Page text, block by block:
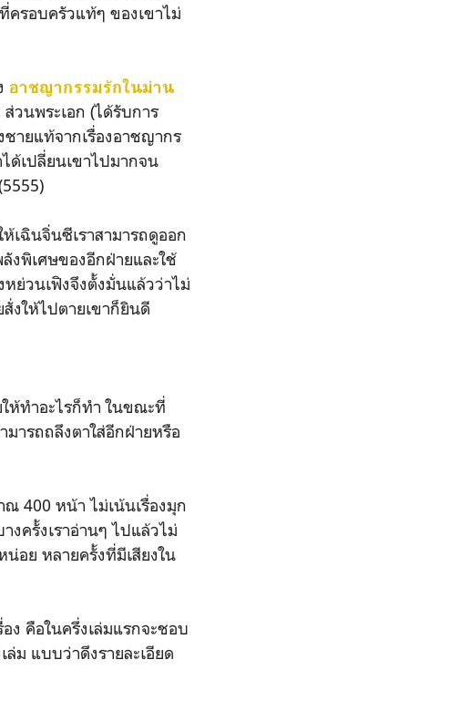
ครอบครัวแท้ๆ ของเขาไม่
อาชญากรรมรักในม่าน
วนพระเอก (ได้รับการ
ชายแท้จากเรื่องอาชญากร
ด้เปลี่ยนเขาไปมากจน
ฉินจิ่นซีเราสามารถดูออก
งพิเศษของอีกฝ่ายและใช้
ย่วนเฟิงจึงตั้งมั่นแล้วว่าไม่
งให้ไปตายเขาก็ยินดี
ทำอะไรก็ทำ ในขณะที่
ารถถลึงตาใส่อีกฝ่ายหรือ
400 หน้า ไม่เน้นเรื่องมุก
งครั้งเราอ่านๆ ไปแล้วไม่
อย หลายครั้งที่มีเสียงใน
คือในครึ่งเล่มแรกจะชอบ
ม แบบว่าดึงรายละเอียด